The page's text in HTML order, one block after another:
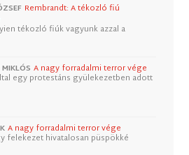
Rembrandt: A tékozló fiú
tékozló fiúk vagyunk azzal a
A nagy forradalmi terror vége
egy protestáns gyülekezetben adott
A nagy forradalmi terror vége
felekezet hivatalosan püspökké